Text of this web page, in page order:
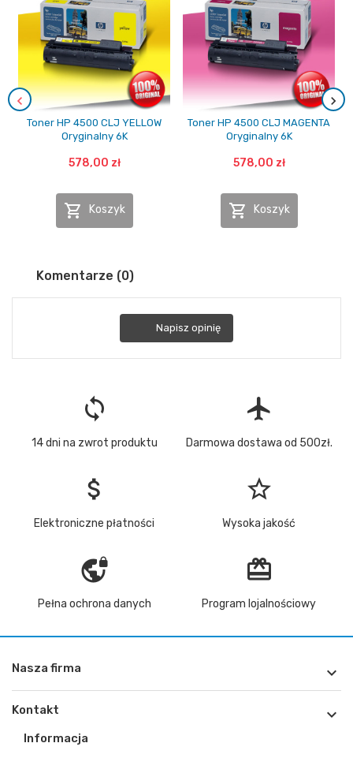
Toner HP 4500 CLJ YELLOW
Oryginalny 6K
578,00 zł
 Koszyk
Toner HP 4500 CLJ MAGENTA
Oryginalny 6K
578,00 zł
 Koszyk
Komentarze (0)
Napisz opinię
loop
14 dni na zwrot produktu
flight
Darmowa dostawa od 500zł.
attach_money
Elektroniczne płatności
star_border
Wysoka jakość
vpn_lock
Pełna ochrona danych
redeem
Program lojalnościowy
Nasza firma 
Kontakt 
Informacja